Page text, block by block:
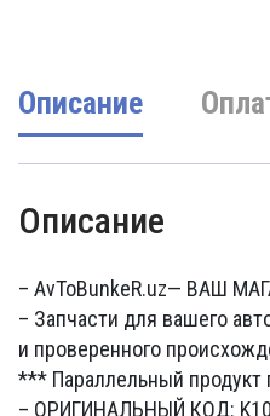
Описание
Описание
– AvToBunkeR.uz— ВАШ
– Запчасти для вашего
и проверенного
*** Параллельный продукт
– ОРИГИНАЛЬНЫЙ КОД: